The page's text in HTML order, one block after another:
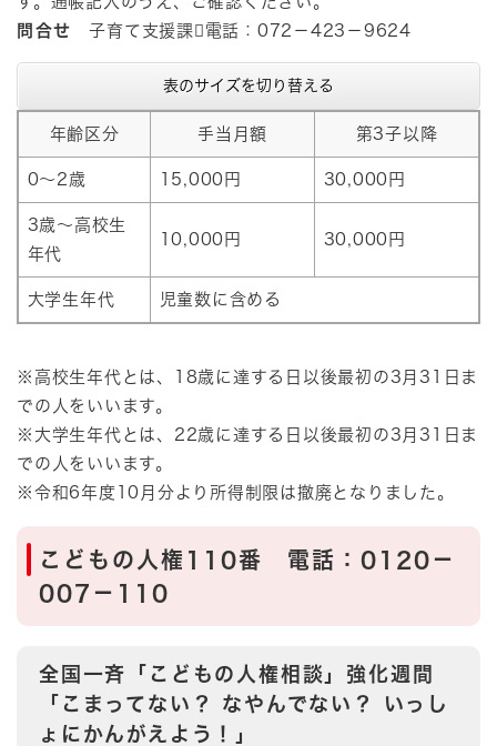
問合せ 子育て支援課電話：072－423－9624
表のサイズを切り替える
年齢区分 手当月額 第3子以降
0～2歳 15,000円 30,000円
3歳～高校生
年代
10,000円 30,000円
大学生年代 児童数に含める
※高校生年代とは、18歳に達する日以後最初の3月31日ま
での人をいいます。
※大学生年代とは、22歳に達する日以後最初の3月31日ま
での人をいいます。
※令和6年度10月分より所得制限は撤廃となりました。
こどもの人権110番 電話：0120－
007－110
全国一斉「こどもの人権相談」強化週間
「こまってない？ なやんでない？ いっし
ょにかんがえよう！」